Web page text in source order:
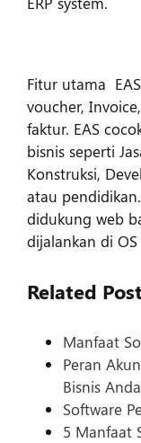
Fitur utama
voucher,
faktur. EAS
bisnis seperti
Konstruksi,
atau
didukung web
dijalankan di
Related
Manfaat
Peran
Bisnis
Software
5 Manfaat